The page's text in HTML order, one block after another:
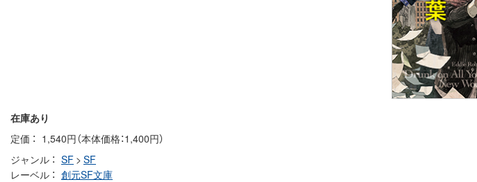
在庫あり
定価
1,540円（本体価格：1,400円）
ジャンル
SF > SF
レーベル
創元SF文庫